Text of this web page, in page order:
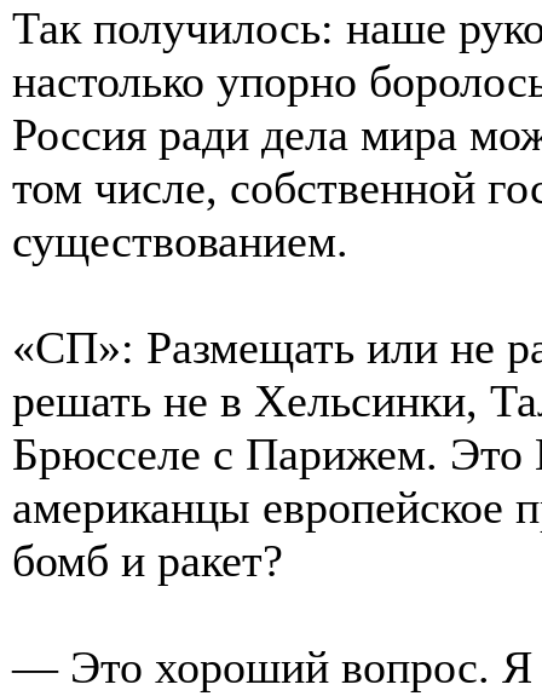
Так получилось: наше
настолько упорно
Россия ради дела мира
том числе, собственной
существованием.
«СП»: Размещать или не
решать не в Хельсинки,
Брюсселе с Парижем. Это
американцы европейское
бомб и ракет?
— Это хороший вопрос. Я